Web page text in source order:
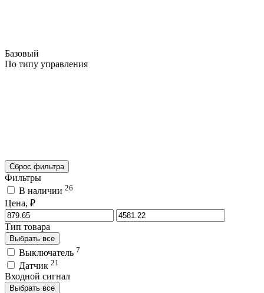
Базовый
По типу управления
Сброс фильтра
Фильтры
В наличии 26
Цена, ₽
Тип товара
Выбрать все
Выключатель 7
Датчик 21
Входной сигнал
Выбрать все